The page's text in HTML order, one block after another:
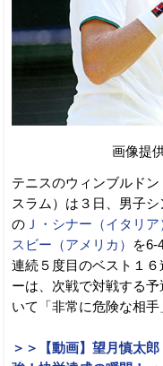
画像提
テニスのウィンブルド
スラム）は３日、男子
の Ｊ・シナー（イタリア
スビー（アメリカ）
を6-
連続５度目のベスト１
ーは、次戦で対戦する
いて「非常に危険な相手
＞＞【動画】望月慎太